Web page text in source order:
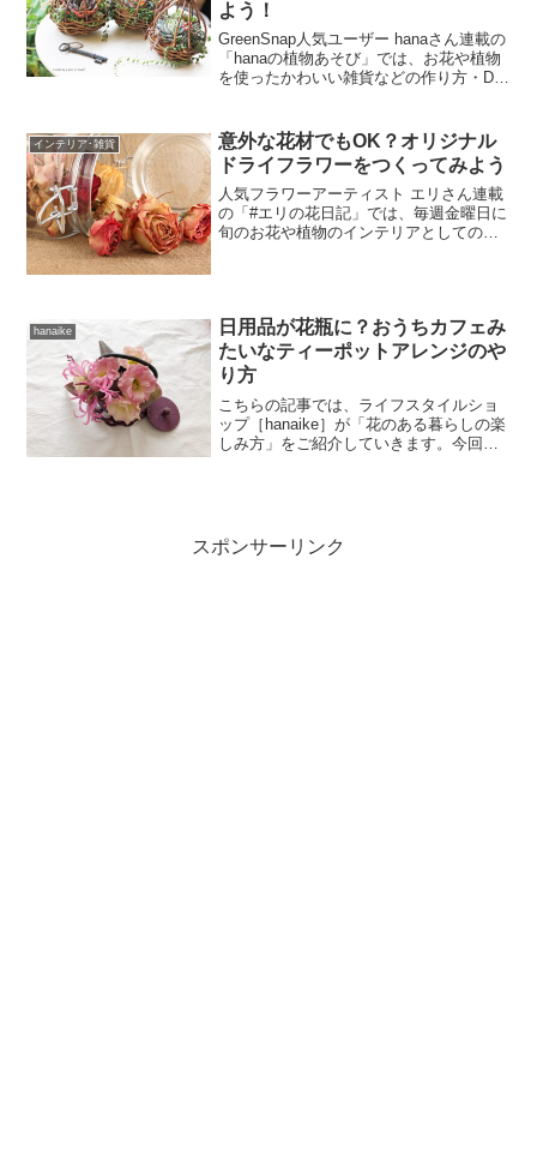
よう！
GreenSnap人気ユーザー hanaさん連載の
「hanaの植物あそび」では、お花や植物
を使ったかわいい雑貨などの作り方・DIY
参考にしてみてくださいね♪※hanaさ...
インテリア･雑貨
意外な花材でもOK？オリジナル
ドライフラワーをつくってみよう
人気フラワーアーティスト エリさん連載
の「#エリの花日記」では、毎週金曜日に
旬のお花や植物のインテリアとしての取
hanaike
日用品が花瓶に？おうちカフェみ
たいなティーポットアレンジのや
り方
こちらの記事では、ライフスタイルショ
ップ［hanaike］が「花のある暮らしの楽
しみ方」をご紹介していきます。今回は
スポンサーリンク